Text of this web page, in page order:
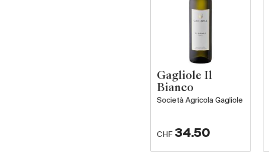
Gagliole Il
Bianco
Società Agricola Gagliole
CHF 34.50